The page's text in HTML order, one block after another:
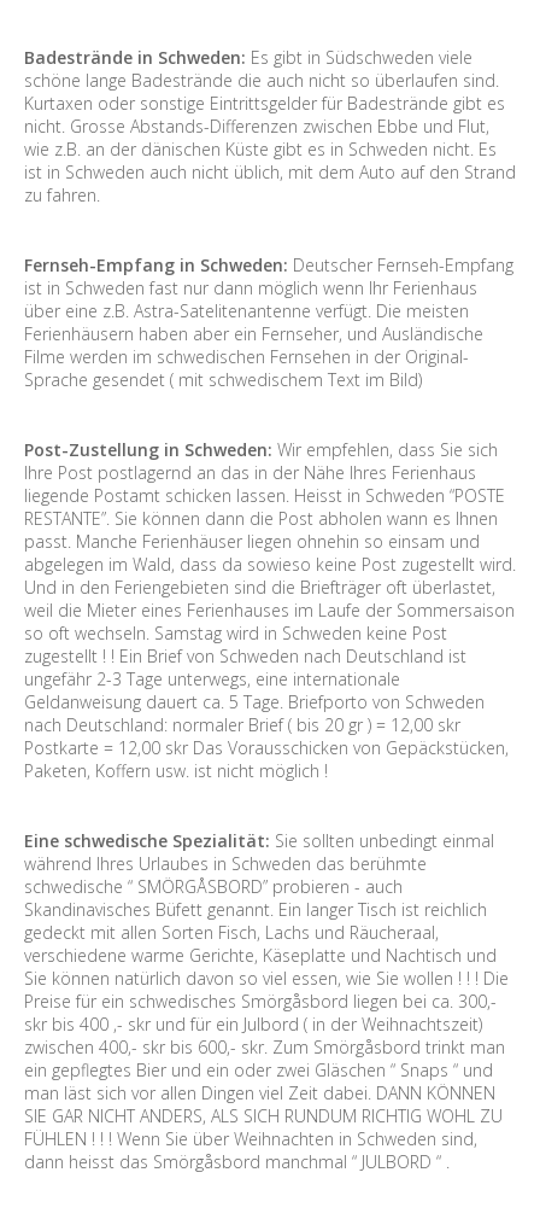
Badestrände in Schweden: Es gibt in Südschweden viele
schöne lange Badestrände die auch nicht so überlaufen sind.
Kurtaxen oder sonstige Eintrittsgelder für Badestrände gibt es
nicht. Grosse Abstands-Differenzen zwischen Ebbe und Flut,
wie z.B. an der dänischen Küste gibt es in Schweden nicht. Es
ist in Schweden auch nicht üblich, mit dem Auto auf den Strand
zu fahren.
Fernseh-Empfang in Schweden: Deutscher Fernseh-Empfang
ist in Schweden fast nur dann möglich wenn Ihr Ferienhaus
über eine z.B. Astra-Satelitenantenne verfügt. Die meisten
Ferienhäusern haben aber ein Fernseher, und Ausländische
Filme werden im schwedischen Fernsehen in der Original-
Sprache gesendet ( mit schwedischem Text im Bild)
Post-Zustellung in Schweden: Wir empfehlen, dass Sie sich
Ihre Post postlagernd an das in der Nähe Ihres Ferienhaus
liegende Postamt schicken lassen. Heisst in Schweden “POSTE
RESTANTE”. Sie können dann die Post abholen wann es Ihnen
passt. Manche Ferienhäuser liegen ohnehin so einsam und
abgelegen im Wald, dass da sowieso keine Post zugestellt wird.
Und in den Feriengebieten sind die Briefträger oft überlastet,
weil die Mieter eines Ferienhauses im Laufe der Sommersaison
so oft wechseln. Samstag wird in Schweden keine Post
zugestellt ! ! Ein Brief von Schweden nach Deutschland ist
ungefähr 2-3 Tage unterwegs, eine internationale
Geldanweisung dauert ca. 5 Tage. Briefporto von Schweden
nach Deutschland: normaler Brief ( bis 20 gr ) = 12,00 skr
Postkarte = 12,00 skr Das Vorausschicken von Gepäckstücken,
Paketen, Koffern usw. ist nicht möglich !
Eine schwedische Spezialität: Sie sollten unbedingt einmal
während Ihres Urlaubes in Schweden das berühmte
schwedische “ SMÖRGÅSBORD” probieren - auch
Skandinavisches Büfett genannt. Ein langer Tisch ist reichlich
gedeckt mit allen Sorten Fisch, Lachs und Räucheraal,
verschiedene warme Gerichte, Käseplatte und Nachtisch und
Sie können natürlich davon so viel essen, wie Sie wollen ! ! ! Die
Preise für ein schwedisches Smörgåsbord liegen bei ca. 300,-
skr bis 400 ,- skr und für ein Julbord ( in der Weihnachtszeit)
zwischen 400,- skr bis 600,- skr. Zum Smörgåsbord trinkt man
ein gepflegtes Bier und ein oder zwei Gläschen “ Snaps “ und
man läst sich vor allen Dingen viel Zeit dabei. DANN KÖNNEN
SIE GAR NICHT ANDERS, ALS SICH RUNDUM RICHTIG WOHL ZU
FÜHLEN ! ! ! Wenn Sie über Weihnachten in Schweden sind,
dann heisst das Smörgåsbord manchmal “ JULBORD “ .